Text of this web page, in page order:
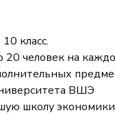
класс.
20 человек на
ВШЭ
школу экономики